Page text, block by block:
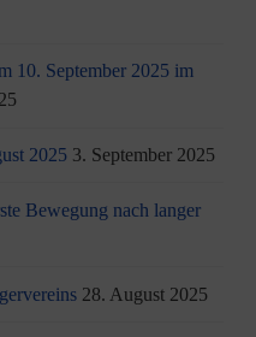
10. September 2025 im
2025 3. September 2025
Bewegung nach langer
28. August 2025